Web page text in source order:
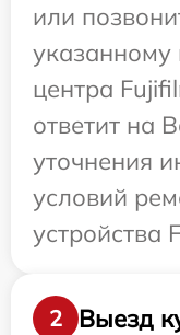
или
указанному
центра
ответит на
уточнения
условий
устройства
2
Выезд